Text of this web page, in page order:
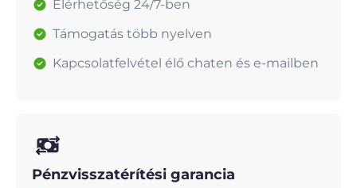
Elérhetőség 24/7-ben
Támogatás több nyelven
Kapcsolatfelvétel élő chaten és e-mailben
Pénzvisszatérítési garancia